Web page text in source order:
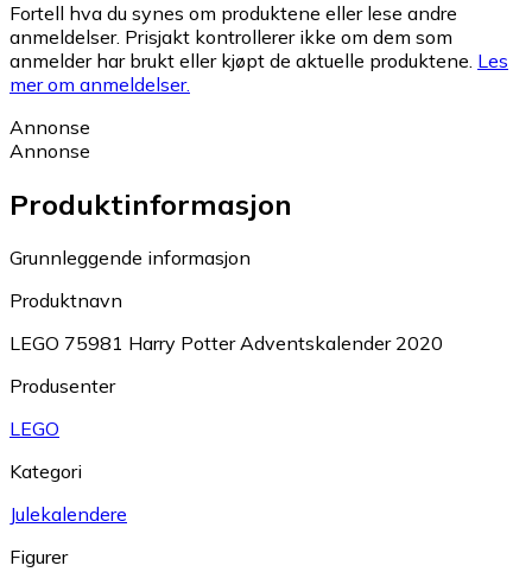
Fortell hva du synes om produktene eller lese andre
anmeldelser. Prisjakt kontrollerer ikke om dem som
anmelder har brukt eller kjøpt de aktuelle produktene. Les
mer om anmeldelser.
Annonse
Annonse
Produktinformasjon
Grunnleggende informasjon
Produktnavn
LEGO 75981 Harry Potter Adventskalender 2020
Produsenter
LEGO
Kategori
Julekalendere
Figurer